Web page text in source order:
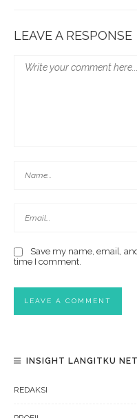
LEAVE A RESPONSE
Save my name, email,
time I comment.
INSIGHT LANGITKU
REDAKSI